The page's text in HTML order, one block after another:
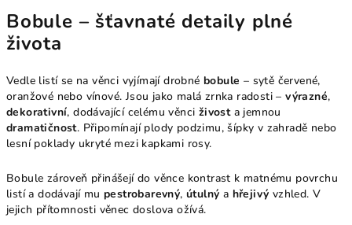
Bobule – šťavnaté detaily plné
života
Vedle listí se na věnci vyjímají drobné bobule – sytě červené,
oranžové nebo vínové. Jsou jako malá zrnka radosti –výrazné,
dekorativní, dodávající celému věnci živosta jemnou
dramatičnost. Připomínají plody podzimu, šípky v zahradě nebo
lesní poklady ukryté mezi kapkami rosy.
Bobule zároveň přinášejí do věnce kontrast k matnému povrchu
listí a dodávají mu pestrobarevný,útulný a hřejivý vzhled. V
jejich přítomnosti věnec doslova ožívá.